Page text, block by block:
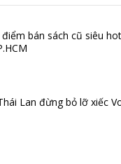
bán sách cũ siêu
Lan đừng bỏ lỡ xiếc